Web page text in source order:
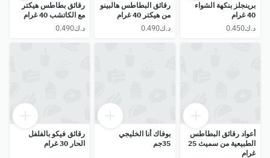
برينجلز بنكهة الشواء
40 غرام
رقائق البطاطس هالبينو
من هيكتر 40 غرام
⁦د.ك0.490⁩
رقائق بطاطس هيكتر
مع الكاتشب 40 غرام
أعواد رقائق البطاطس
الطبيعية من سميث 25
غرام
بوفاك أنا الخليجي
35جم
رقائق فيكو بالفلفل
الحار 30 غرام